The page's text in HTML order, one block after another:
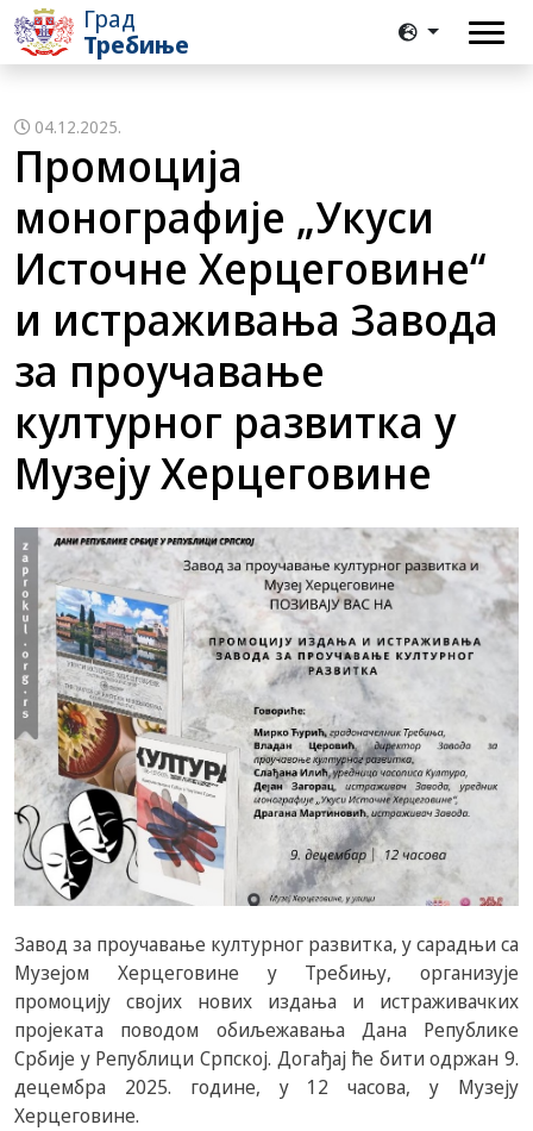
Град
Требиње
04.12.2025.
Промоција
монографије „Укуси
Источне Херцеговине“
и истраживања Завода
за проучавање
културног развитка у
Музеју Херцеговине
Завод за проучавање културног развитка, у сарадњи са
Музејом Херцеговине у Требињу, организује
промоцију својих нових издања и истраживачких
пројеката поводом обиљежавања Дана Републике
Србије у Републици Српској. Догађај ће бити одржан 9.
децембра 2025. године, у 12 часова, у Музеју
Херцеговине.